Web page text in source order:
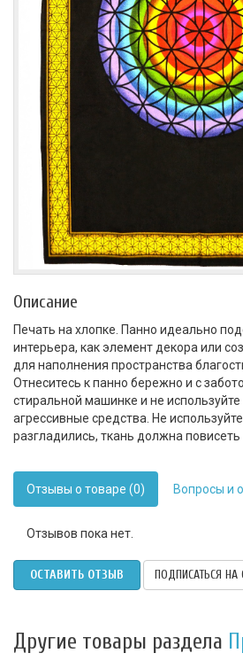
Описание
Печать на хлопке. Панно идеально
интерьера, как элемент декора или
для наполнения пространства
Отнеситесь к панно бережно и с
стиральной машинке и не используйте
агрессивные средства. Не
разгладились, ткань должна повисеть
Отзывы о товаре (0) Вопросы и
Отзывов пока нет.
ОСТАВИТЬ ОТЗЫВ ПОДПИСАТЬСЯ
Другие товары раздела